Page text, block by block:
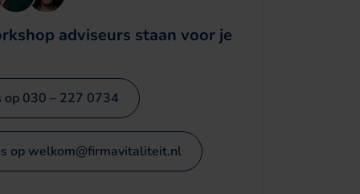
adviseurs staan voor je
op 030 – 227 0734
op welkom@firmavitaliteit.nl